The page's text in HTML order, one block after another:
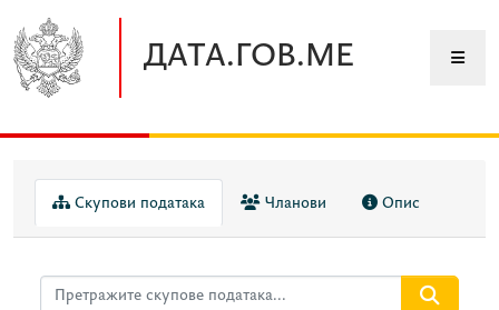
ДАТА.ГОВ.МЕ
Скупови података Чланови Опис